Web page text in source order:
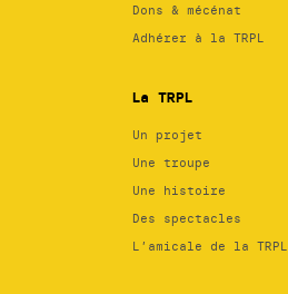
Dons & mécénat
Adhérer à la TRPL
La TRPL
Un projet
Une troupe
Une histoire
Des spectacles
L’amicale de la TRPL